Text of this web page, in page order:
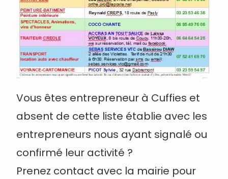
Vous êtes entrepreneur à Cuffies et
absent de cette liste établie avec les
entrepreneurs nous ayant signalé ou
confirmé leur activité ?
Prenez contact avec la mairie pour